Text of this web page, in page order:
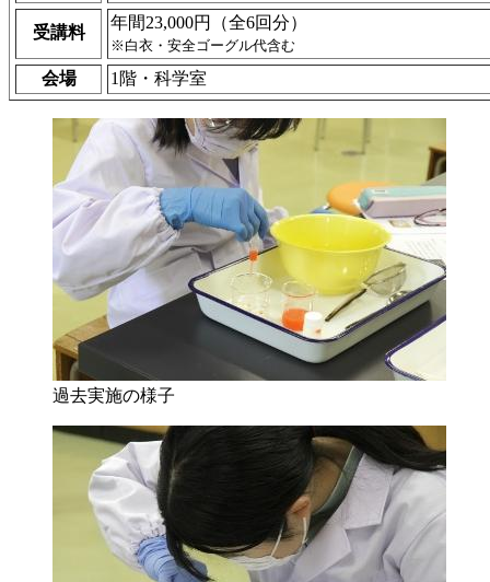
受講料
年間23,000円（全6回分）
※白衣・安全ゴーグル代含む
会場 1階・科学室
過去実施の様子